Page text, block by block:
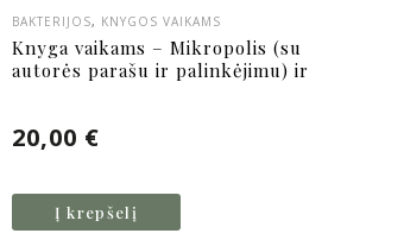
BAKTERIJOS, KNYGOS VAIKAMS
Knyga vaikams – Mikropolis (su
autorės parašu ir palinkėjimu) ir
20,00 €
Į krepšelį